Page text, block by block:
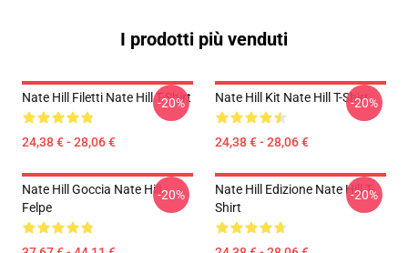
I prodotti più venduti
Nate Hill Filetti Nate Hill T-Shirt
24,38 € - 28,06 €
-20% Nate Hill Kit Nate Hill T-Shirt
24,38 € - 28,06 €
-20%
Nate Hill Goccia Nate Hill
Felpe
-20%
Nate Hill Edizione Nate Hill T-
Shirt
-20%